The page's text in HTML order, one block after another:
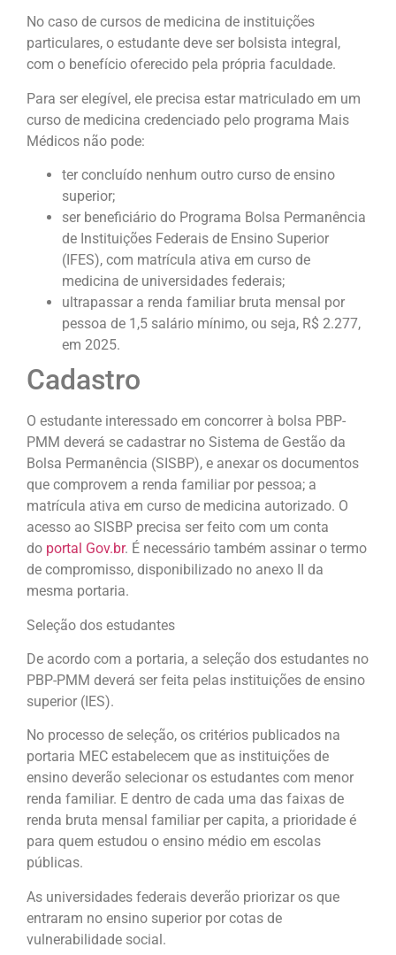
No caso de cursos de medicina de instituições
particulares, o estudante deve ser bolsista integral,
com o benefício oferecido pela própria faculdade.
Para ser elegível, ele precisa estar matriculado em um
curso de medicina credenciado pelo programa Mais
Médicos não pode:
ter concluído nenhum outro curso de ensino
superior;
ser beneficiário do Programa Bolsa Permanência
de Instituições Federais de Ensino Superior
(IFES), com matrícula ativa em curso de
medicina de universidades federais;
ultrapassar a renda familiar bruta mensal por
pessoa de 1,5 salário mínimo, ou seja, R$ 2.277,
em 2025.
Cadastro
O estudante interessado em concorrer à bolsa PBP-
PMM deverá se cadastrar no Sistema de Gestão da
Bolsa Permanência (SISBP), e anexar os documentos
que comprovem a renda familiar por pessoa; a
matrícula ativa em curso de medicina autorizado. O
acesso ao SISBP precisa ser feito com um conta
do portal Gov.br. É necessário também assinar o termo
de compromisso, disponibilizado no anexo II da
mesma portaria.
Seleção dos estudantes
De acordo com a portaria, a seleção dos estudantes no
PBP-PMM deverá ser feita pelas instituições de ensino
superior (IES).
No processo de seleção, os critérios publicados na
portaria MEC estabelecem que as instituições de
ensino deverão selecionar os estudantes com menor
renda familiar. E dentro de cada uma das faixas de
renda bruta mensal familiar per capita, a prioridade é
para quem estudou o ensino médio em escolas
públicas.
As universidades federais deverão priorizar os que
entraram no ensino superior por cotas de
vulnerabilidade social.